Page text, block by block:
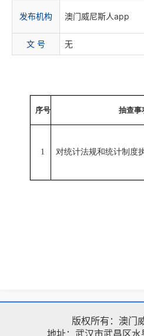
发布机构 澳门威尼斯人app
文 号 无
序号 抽查事
1 对统计法规和统计制度
版权所有：澳门
地址：武汉市武昌区